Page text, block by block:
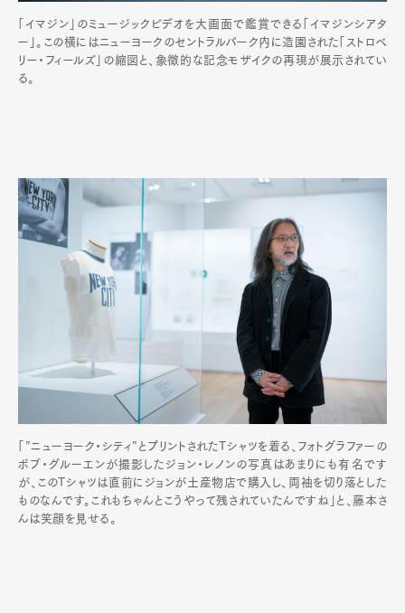
「イマジン」のミュージックビデオを大画面で鑑賞できる「イマジンシアタ
ー」。この横にはニューヨークのセントラルパーク内に造園された「ストロベ
リー・フィールズ」の縮図と、象徴的な記念モザイクの再現が展示されてい
る。
「”ニューヨーク・シティ”とプリントされたTシャツを着る、フォトグラファーの
ボブ・グルーエンが撮影したジョン・レノンの写真はあまりにも有名です
が、このTシャツは直前にジョンが土産物店で購入し、両袖を切り落とした
ものなんです。これもちゃんとこうやって残されていたんですね」と、藤本さ
んは笑顔を見せる。